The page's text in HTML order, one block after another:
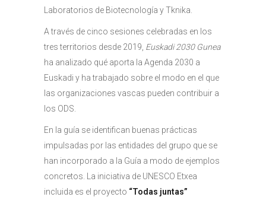
Laboratorios de Biotecnología y Tknika.
A través de cinco sesiones celebradas en los
tres territorios desde 2019, Euskadi 2030 Gunea
ha analizado qué aporta la Agenda 2030 a
Euskadi y ha trabajado sobre el modo en el que
las organizaciones vascas pueden contribuir a
los ODS.
En la guía se identifican buenas prácticas
impulsadas por las entidades del grupo que se
han incorporado a la Guía a modo de ejemplos
concretos. La iniciativa de UNESCO Etxea
incluida es el proyecto “Todas juntas”